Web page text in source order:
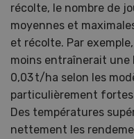
récolte, le nombre de
moyennes et
et récolte. Par
moins entraînerait une
0,03 t/ha selon les
particulièrement fortes
Des températures
nettement les